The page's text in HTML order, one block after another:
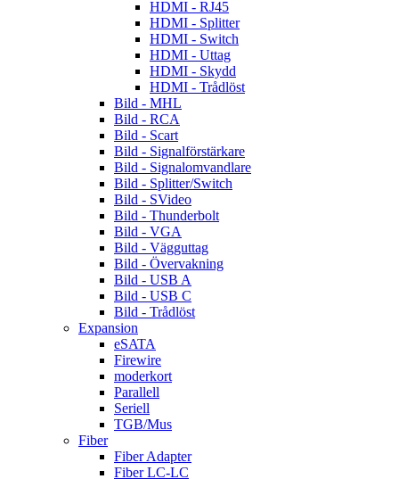
HDMI - RJ45
HDMI - Splitter
HDMI - Switch
HDMI - Uttag
HDMI - Skydd
HDMI - Trådlöst
Bild - MHL
Bild - RCA
Bild - Scart
Bild - Signalförstärkare
Bild - Signalomvandlare
Bild - Splitter/Switch
Bild - SVideo
Bild - Thunderbolt
Bild - VGA
Bild - Vägguttag
Bild - Övervakning
Bild - USB A
Bild - USB C
Bild - Trådlöst
Expansion
eSATA
Firewire
moderkort
Parallell
Seriell
TGB/Mus
Fiber
Fiber Adapter
Fiber LC-LC